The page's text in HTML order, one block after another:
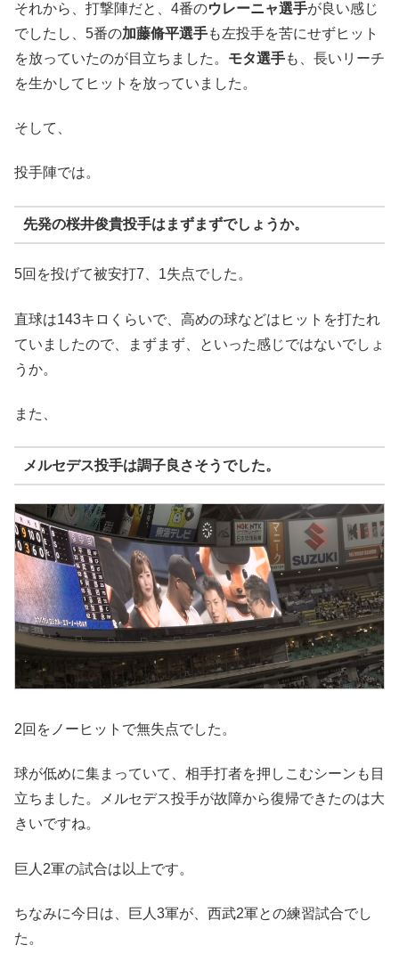
それから、打撃陣だと、4番のウレーニャ選手が良い感じ
でしたし、5番の加藤脩平選手も左投手を苦にせずヒット
を放っていたのが目立ちました。 モタ選手も、長いリーチ
を生かしてヒットを放っていました。
そして、
投手陣では。
先発の桜井俊貴投手はまずまずでしょうか。
5回を投げて被安打7、1失点でした。
直球は143キロくらいで、高めの球などはヒットを打たれ
ていましたので、まずまず、といった感じではないでしょ
うか。
また、
メルセデス投手は調子良さそうでした。
2回をノーヒットで無失点でした。
球が低めに集まっていて、相手打者を押しこむシーンも目
立ちました。メルセデス投手が故障から復帰できたのは大
きいですね。
巨人2軍の試合は以上です。
ちなみに今日は、巨人3軍が、西武2軍との練習試合でし
た。